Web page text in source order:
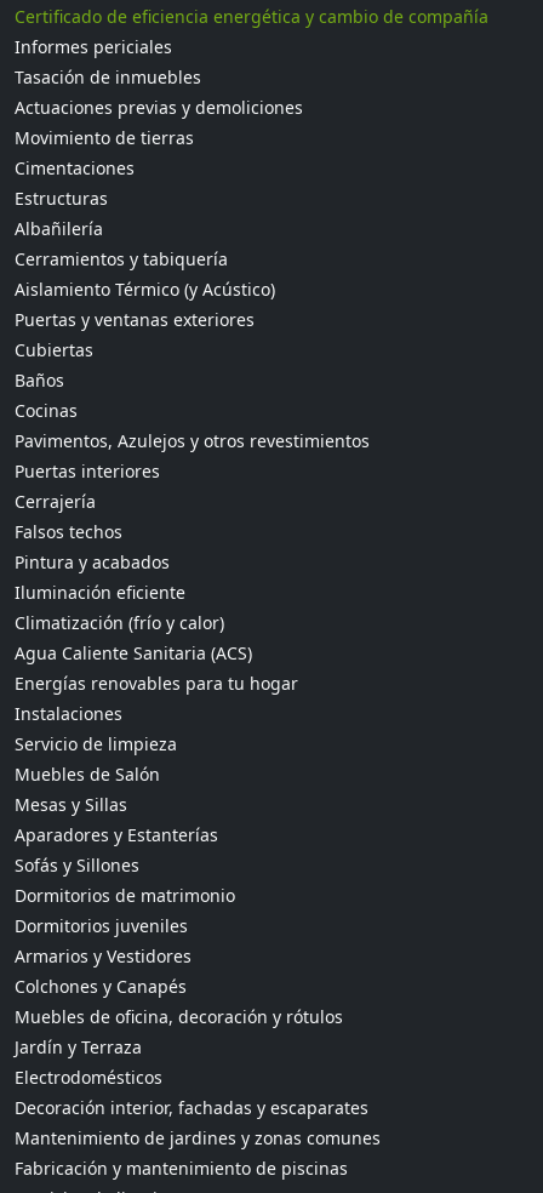
Certificado de eficiencia energética y cambio de compañía
Informes periciales
Tasación de inmuebles
Actuaciones previas y demoliciones
Movimiento de tierras
Cimentaciones
Estructuras
Albañilería
Cerramientos y tabiquería
Aislamiento Térmico (y Acústico)
Puertas y ventanas exteriores
Cubiertas
Baños
Cocinas
Pavimentos, Azulejos y otros revestimientos
Puertas interiores
Cerrajería
Falsos techos
Pintura y acabados
Iluminación eficiente
Climatización (frío y calor)
Agua Caliente Sanitaria (ACS)
Energías renovables para tu hogar
Instalaciones
Servicio de limpieza
Muebles de Salón
Mesas y Sillas
Aparadores y Estanterías
Sofás y Sillones
Dormitorios de matrimonio
Dormitorios juveniles
Armarios y Vestidores
Colchones y Canapés
Muebles de oficina, decoración y rótulos
Jardín y Terraza
Electrodomésticos
Decoración interior, fachadas y escaparates
Mantenimiento de jardines y zonas comunes
Fabricación y mantenimiento de piscinas